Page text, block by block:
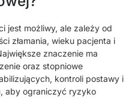
jest możliwy, ale zależy od
złamania, wieku pacjenta i
znaczenie ma
oraz stopniowe
kontroli postawy i
aby ograniczyć ryzyko